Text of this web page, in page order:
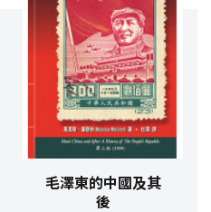
毛澤東的中國及其
後